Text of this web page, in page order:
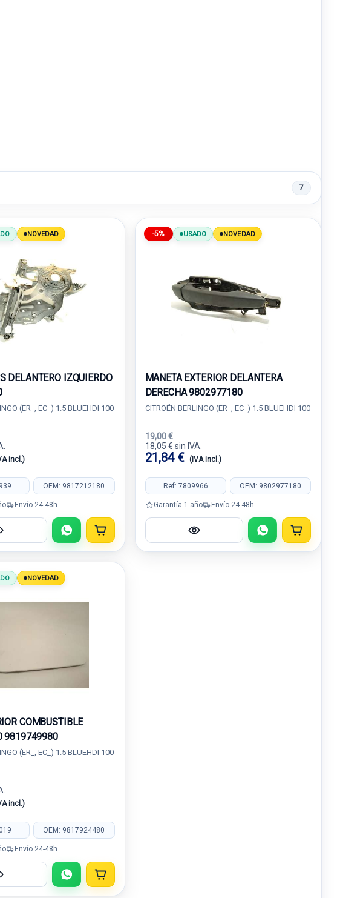
7
NOVEDAD
DELANTERO IZQUIERDO
(ER_, EC_) 1.5 BLUEHDI 100
incl.)
OEM: 9817212180
Envío 24-48h
-5% USADO NOVEDAD
MANETA EXTERIOR DELANTERA
DERECHA 9802977180
CITROËN BERLINGO (ER_, EC_) 1.5 BLUEHDI 100
19,00 €
18,05 € sin IVA.
21,84 € (IVA incl.)
Ref: 7809966 OEM: 9802977180
Garantía 1 año Envío 24-48h
NOVEDAD
COMBUSTIBLE
9819749980
(ER_, EC_) 1.5 BLUEHDI 100
incl.)
OEM: 9817924480
Envío 24-48h